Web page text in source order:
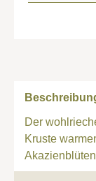
Der
Kruste